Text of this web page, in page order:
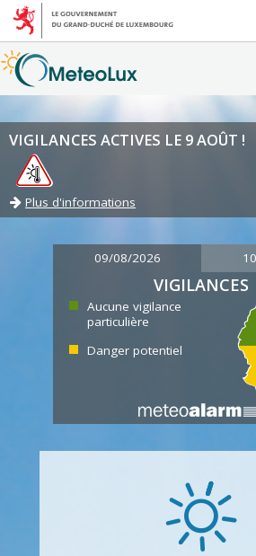
VIGILANCES ACTIVES LE 9 AOÛT !
Plus d'informations
09/08/2026
VIGILANCES
Aucune vigilance
particulière
Danger potentiel